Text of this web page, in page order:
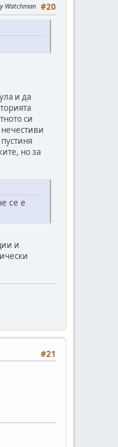
#20
Watchman
и да
си
но за
се е
и
#21